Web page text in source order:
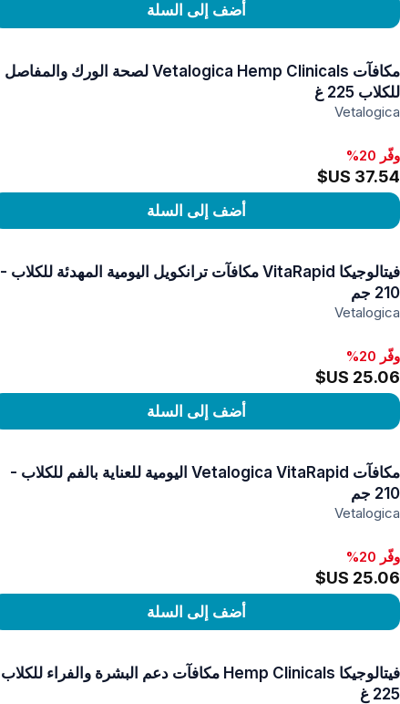
أضف إلى السلة
مكافآت Vetalogica Hemp Clinicals لصحة الورك والمفاصل
للكلاب 225 غ
Vetalogica
وفّر 20%
أضف إلى السلة
فيتالوجيكا VitaRapid مكافآت ترانكويل اليومية المهدئة للكلاب -
210 جم
Vetalogica
وفّر 20%
أضف إلى السلة
مكافآت Vetalogica VitaRapid اليومية للعناية بالفم للكلاب -
210 جم
Vetalogica
وفّر 20%
أضف إلى السلة
فيتالوجيكا Hemp Clinicals مكافآت دعم البشرة والفراء للكلاب
225 غ